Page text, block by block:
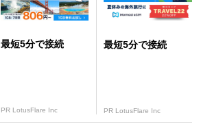
最短5分で接続
PR LotusFlare Inc
最短5分で接続
PR LotusFlare Inc